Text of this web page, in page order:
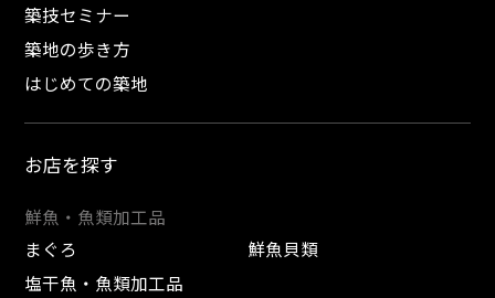
築技セミナー
築地の歩き方
はじめての築地
お店を探す
鮮魚・魚類加工品
まぐろ
鮮魚貝類
塩干魚・魚類加工品